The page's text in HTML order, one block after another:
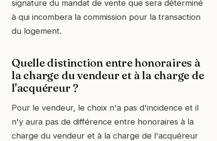
signature du mandat de vente que sera déterminé
à qui incombera la commission pour la transaction
du logement.
Quelle distinction entre honoraires à
la charge du vendeur et à la charge de
l'acquéreur ?
Pour le vendeur, le choix n'a pas d'incidence et il
n'y aura pas de différence entre honoraires à la
charge du vendeur et à la charge de l'acquéreur